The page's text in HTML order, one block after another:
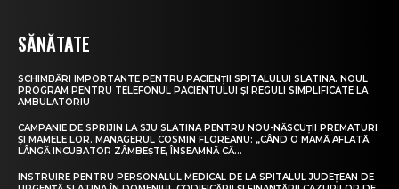
SĂNĂTATE
SCHIMBĂRI IMPORTANTE PENTRU PACIENȚII SPITALULUI SLATINA. NOUL
PROGRAM PENTRU TELEFONUL PACIENTULUI ȘI REGULI SIMPLIFICATE LA
AMBULATORIU
CAMPANIE DE SPRIJIN LA SJU SLATINA PENTRU NOU-NĂSCUȚII PREMATURI
ȘI MAMELE LOR. MANAGERUL COSMIN FLOREANU: „CÂND O MAMĂ AFLATĂ
LÂNGĂ INCUBATOR ZÂMBEȘTE, ÎNSEAMNĂ CĂ...
INSTRUIRE PENTRU PERSONALUL MEDICAL DE LA SPITALUL JUDEȚEAN DE